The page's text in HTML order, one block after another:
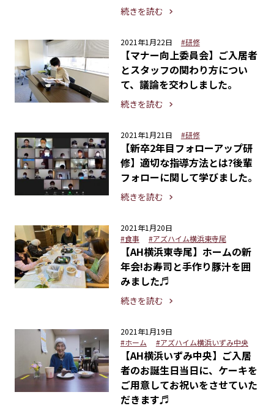
続きを読む
2021年1月22日 #研修
【マナー向上委員会】ご入居者
とスタッフの関わり方につい
て、議論を交わしました。
続きを読む
2021年1月21日 #研修
【新卒2年目フォローアップ研
修】適切な指導方法とは?後輩
フォローに関して学びました。
続きを読む
2021年1月20日
#食事
#アズハイム横浜東寺尾
【AH横浜東寺尾】ホームの新
年会!お寿司と手作り豚汁を囲
みました♬
続きを読む
2021年1月19日
#ホーム
#アズハイム横浜いずみ中央
【AH横浜いずみ中央】ご入居
者のお誕生日当日に、ケーキを
ご用意してお祝いをさせていた
だきます♬